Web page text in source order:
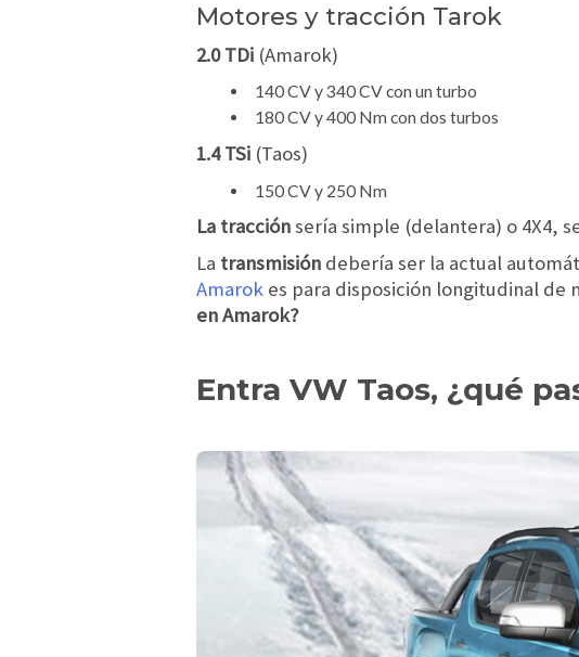
Motores y tracción Tarok
2.0 TDi (Amarok)
140 CV y 340 CV con un turbo
180 CV y 400 Nm con dos turbos
1.4 TSi (Taos)
150 CV y 250 Nm
La tracciónsería simple (delantera) o 4X4,
La transmisión debería ser la actual
Amarok es para disposición longitudinal de
en Amarok?
Entra VW Taos, ¿qué